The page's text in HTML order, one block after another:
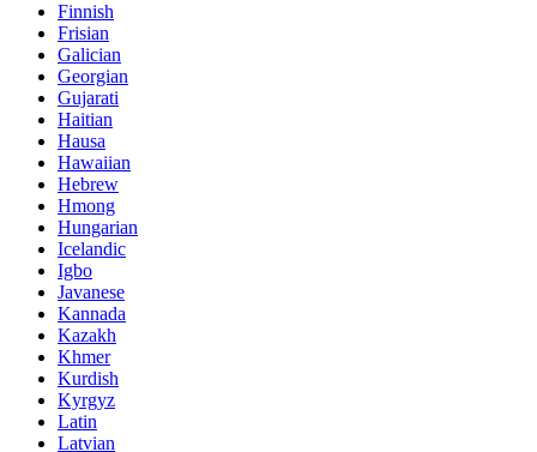
Finnish
Frisian
Galician
Georgian
Gujarati
Haitian
Hausa
Hawaiian
Hebrew
Hmong
Hungarian
Icelandic
Igbo
Javanese
Kannada
Kazakh
Khmer
Kurdish
Kyrgyz
Latin
Latvian